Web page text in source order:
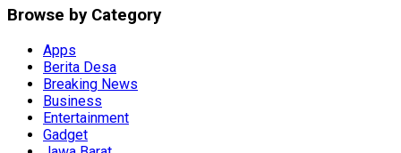
Browse by Category
Apps
Berita Desa
Breaking News
Business
Entertainment
Gadget